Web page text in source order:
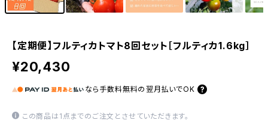
【定期便】フルティカトマト8回セット［フルティカ1.6kg］
¥20,430
なら 手数料無料の 翌月払いでOK
この商品は1点までのご注文とさせていただきます。